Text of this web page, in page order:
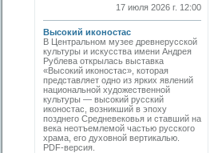
17 июля 2026 г. 12:00
Высокий иконостас
В Центральном музее древнерусской
культуры и искусства имени Андрея
Рублева открылась выставка
«Высокий иконостас», которая
представляет одно из ярких явлений
национальной художественной
культуры — высокий русский
иконостас, возникший в эпоху
позднего Средневековья и ставший на
века неотъемлемой частью русского
храма, его духовной вертикалью.
PDF-версия.